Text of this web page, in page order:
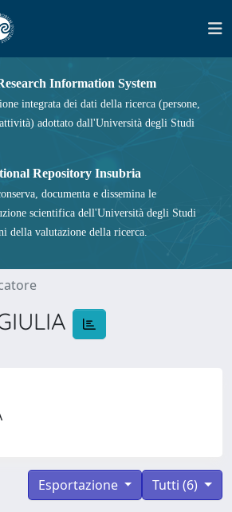
Information System
integrata dei dati della ricerca (persone,
adottato dall'Università degli Studi
Repository Insubria
documenta e dissemina le
scientifica dell'Università degli Studi
della valutazione della ricerca.
Tutti (6)
Esportazione